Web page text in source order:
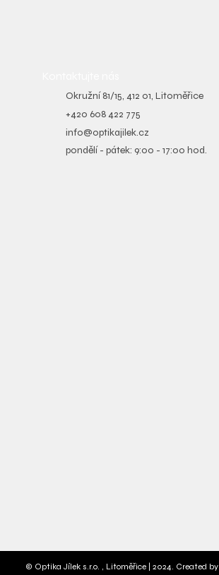
Okružní 81/15, 412 01, Litoměřice
+420 608 422 775
info@optikajilek.cz
pondělí - pátek: 9:00 - 17:00 hod.
© Optika Jílek s.r.o. , Litoměřice | 2024. Created by